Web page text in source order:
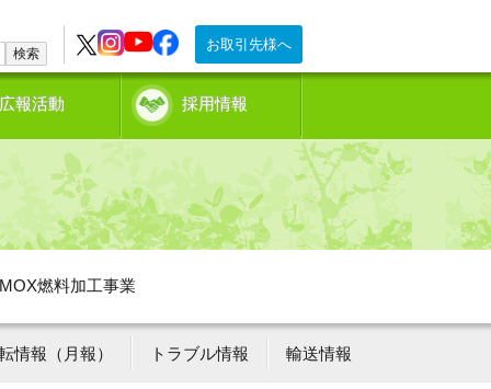
お取引先様へ
検索
広報活動 採用情報
MOX燃料加工事業
情報（月報） トラブル情報 輸送情報